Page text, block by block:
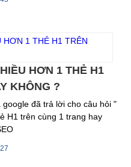
HƠN 1 THẺ H1
KHÔNG ?
đã trả lời cho câu hỏi "
H1 trên cùng 1 trang hay